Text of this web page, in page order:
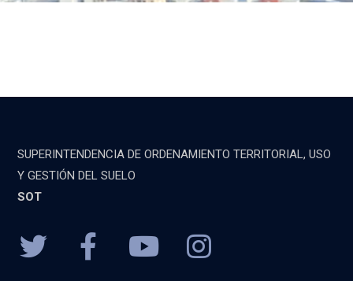
SUPERINTENDENCIA DE ORDENAMIENTO TERRITORIAL, USO
Y GESTIÓN DEL SUELO
SOT